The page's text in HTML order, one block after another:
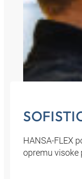
HANSA‑FLEX
opremu visoke